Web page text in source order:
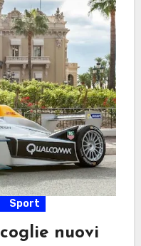
Sport
nuovi